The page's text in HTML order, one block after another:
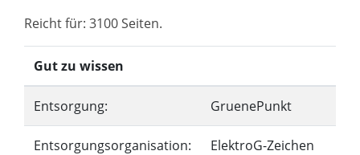
Reicht für: 3100 Seiten.
Gut zu wissen
Entsorgung: GruenePunkt
Entsorgungsorganisation: ElektroG-Zeichen